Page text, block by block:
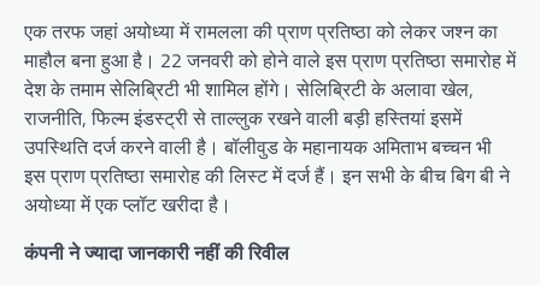
एक तरफ जहां अयोध्या में रामलला की प्राण प्रतिष्ठा को लेकर जश्न का
माहौल बना हुआ है। 22 जनवरी को होने वाले इस प्राण प्रतिष्ठा समारोह में
देश के तमाम सेलिब्रिटी भी शामिल होंगे। सेलिब्रिटी के अलावा खेल,
राजनीति, फिल्म इंडस्ट्री से ताल्लुक रखने वाली बड़ी हस्तियां इसमें
उपस्थिति दर्ज करने वाली है। बॉलीवुड के महानायक अमिताभ बच्चन भी
इस प्राण प्रतिष्ठा समारोह की लिस्ट में दर्ज हैं। इन सभी के बीच बिग बी ने
अयोध्या में एक प्लॉट खरीदा है।
कंपनी ने ज्यादा जानकारी नहीं की रिवील